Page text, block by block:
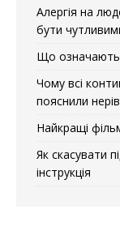
Алергія на
бути
Що означають
Чому всі
пояснили
Найкращі
Як скасувати
інструкція